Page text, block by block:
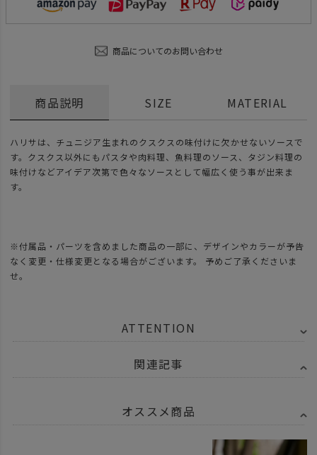
商品についてのお問い合わせ
商品説明
ハリサは、チュニジア生まれのクスクスの味付けに欠かせないソースで
す。クスクス以外にもパスタや肉料理、魚料理のソース、タジン料理の
味付けなどアイデア次第で色々なソースとして幅広く使う事が出来ま
す。
※付属品・パーツを含めました商品の一部に、デザインやカラーが予告
なく変更・仕様変更となる場合がございます。 予めご了承くださいま
せ。
SIZE MATERIAL
ATTENTION
関連記事
オススメ商品